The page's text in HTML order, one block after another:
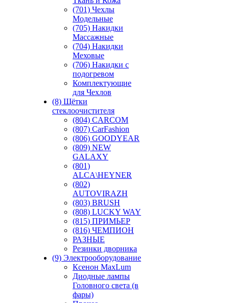
(701) Чехлы
Модельные
(705) Накидки
Массажные
(704) Накидки
Меховые
(706) Накидки с
подогревом
Комплектующие
для Чехлов
(8) Щётки
стеклоочистителя
(804) CARCOM
(807) CarFashion
(806) GOODYEAR
(809) NEW
GALAXY
(801)
ALCA\HEYNER
(802)
AUTOVIRAZH
(803) BRUSH
(808) LUCKY WAY
(815) ПРИМЬЕР
(816) ЧЕМПИОН
РАЗНЫЕ
Резинки дворника
(9) Электрооборудование
Ксенон MaxLum
Диодные лампы
Головного света (в
фары)